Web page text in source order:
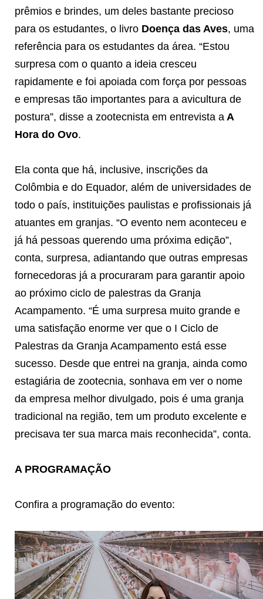
prêmios e brindes, um deles bastante precioso
para os estudantes, o livro Doença das Aves, uma
referência para os estudantes da área. “Estou
surpresa com o quanto a ideia cresceu
rapidamente e foi apoiada com força por pessoas
e empresas tão importantes para a avicultura de
postura”, disse a zootecnista em entrevista a A
Hora do Ovo.
Ela conta que há, inclusive, inscrições da
Colômbia e do Equador, além de universidades de
todo o país, instituições paulistas e profissionais já
atuantes em granjas. “O evento nem aconteceu e
já há pessoas querendo uma próxima edição”,
conta, surpresa, adiantando que outras empresas
fornecedoras já a procuraram para garantir apoio
ao próximo ciclo de palestras da Granja
Acampamento. “É uma surpresa muito grande e
uma satisfação enorme ver que o I Ciclo de
Palestras da Granja Acampamento está esse
sucesso. Desde que entrei na granja, ainda como
estagiária de zootecnia, sonhava em ver o nome
da empresa melhor divulgado, pois é uma granja
tradicional na região, tem um produto excelente e
precisava ter sua marca mais reconhecida”, conta.
A PROGRAMAÇÃO
Confira a programação do evento: